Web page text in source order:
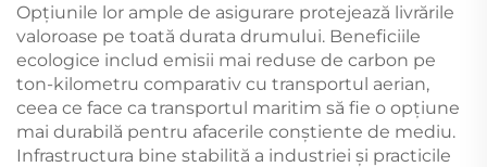
Opțiunile lor ample de asigurare protejează livrările
valoroase pe toată durata drumului. Beneficiile
ecologice includ emisii mai reduse de carbon pe
ton-kilometru comparativ cu transportul aerian,
ceea ce face ca transportul maritim să fie o opțiune
mai durabilă pentru afacerile conștiente de mediu.
Infrastructura bine stabilită a industriei și practicile